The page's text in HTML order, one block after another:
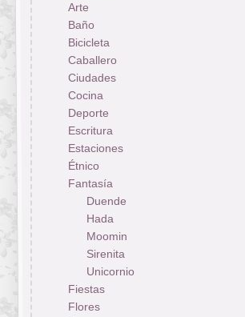
Arte
Baño
Bicicleta
Caballero
Ciudades
Cocina
Deporte
Escritura
Estaciones
Étnico
Fantasía
Duende
Hada
Moomin
Sirenita
Unicornio
Fiestas
Flores